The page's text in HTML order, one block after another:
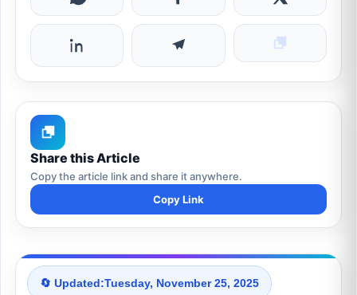
Share this Article
Copy the article link and share it anywhere.
Copy Link
🔄 Updated:Tuesday, November 25, 2025